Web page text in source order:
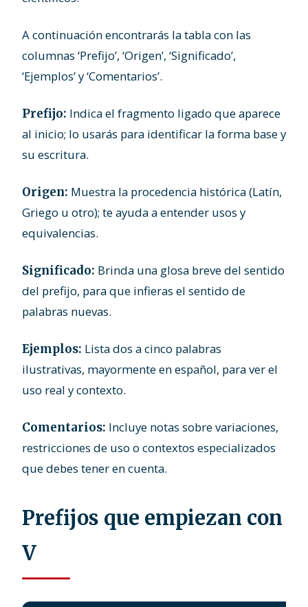
A continuación encontrarás la tabla con las
columnas ‘Prefijo’, ‘Origen’, ‘Significado’,
‘Ejemplos’ y ‘Comentarios’.
Prefijo: Indica el fragmento ligado que aparece
al inicio; lo usarás para identificar la forma base y
su escritura.
Origen: Muestra la procedencia histórica (Latín,
Griego u otro); te ayuda a entender usos y
equivalencias.
Significado: Brinda una glosa breve del sentido
del prefijo, para que infieras el sentido de
palabras nuevas.
Ejemplos: Lista dos a cinco palabras
ilustrativas, mayormente en español, para ver el
uso real y contexto.
Comentarios: Incluye notas sobre variaciones,
restricciones de uso o contextos especializados
que debes tener en cuenta.
Prefijos que empiezan con
V